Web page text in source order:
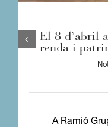
El 8 d’abril
renda i
A Ramió